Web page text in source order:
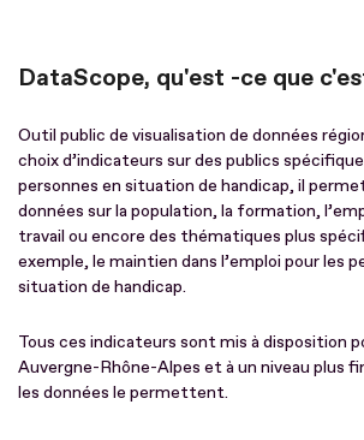
DataScope, qu'est -ce que
Outil public de visualisation de données
choix d’indicateurs sur des publics
personnes en situation de handicap, il
données sur la population, la formation,
travail ou encore des thématiques plus
exemple, le maintien dans l’emploi pour les
situation de handicap.
Tous ces indicateurs sont mis à disposition
Auvergne-Rhône-Alpes et à un niveau plus
les données le permettent.